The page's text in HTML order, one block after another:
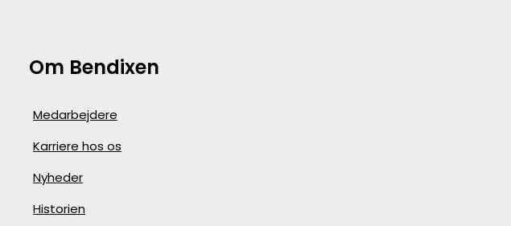
Om Bendixen
Medarbejdere
Karriere hos os
Nyheder
Historien